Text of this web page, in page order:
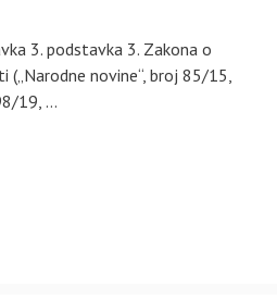
3. podstavka 3. Zakona o
novine“, broj 85/15,
19, …